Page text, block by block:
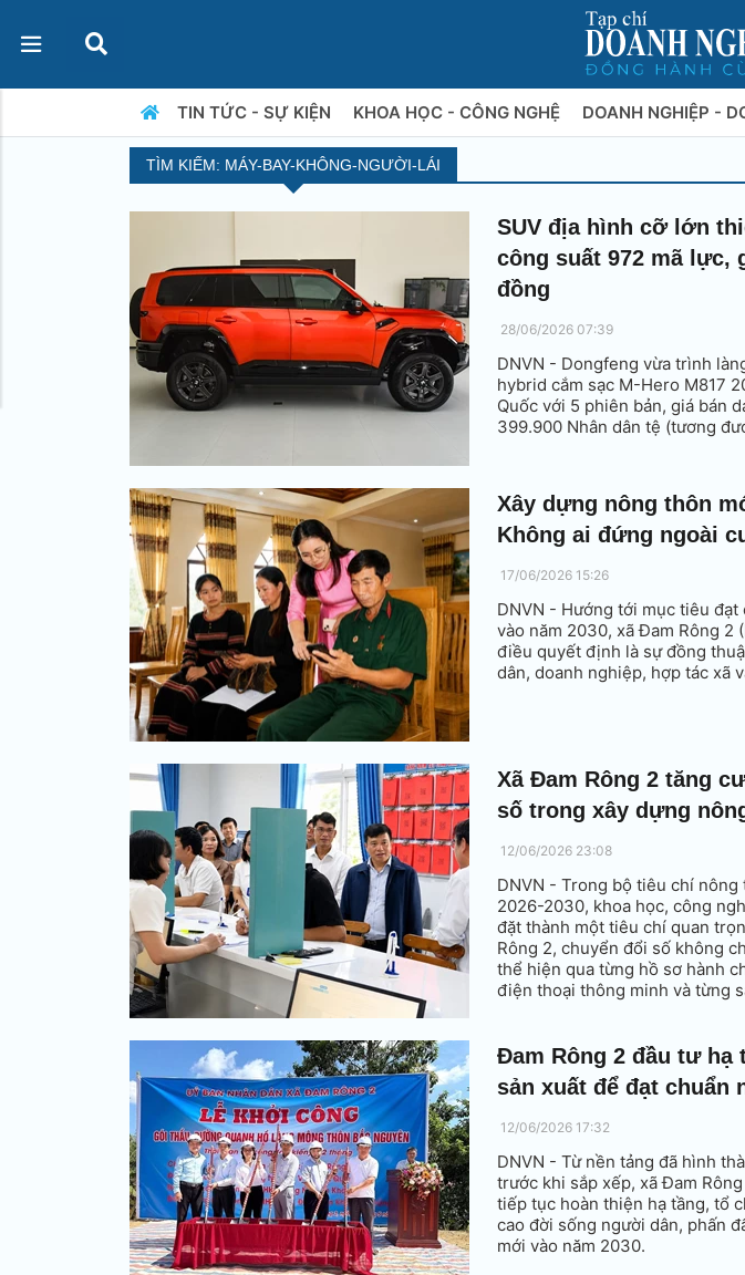
TIN TỨC - SỰ KIỆN KHOA HỌC - CÔNG NGHỆ DOANH NGHIỆP -
TÌM KIẾM: MÁY-BAY-KHÔNG-NGƯỜI-LÁI
SUV địa hình cỡ lớn
công suất 972 mã lực,
đồng
28/06/2026 07:39
DNVN - Dongfeng vừa trình
hybrid cắm sạc M-Hero M817
Quốc với 5 phiên bản, giá bán
399.900 Nhân dân tệ (tương
Xây dựng nông thôn
Không ai đứng ngoài
17/06/2026 15:26
DNVN - Hướng tới mục tiêu
vào năm 2030, xã Đam Rông 2
điều quyết định là sự đồng
dân, doanh nghiệp, hợp tác xã
Xã Đam Rông 2 tăng
số trong xây dựng
12/06/2026 23:08
DNVN - Trong bộ tiêu chí nông
2026-2030, khoa học, công
đặt thành một tiêu chí quan
Rông 2, chuyển đổi số không
thể hiện qua từng hồ sơ hành
điện thoại thông minh và từng
Đam Rông 2 đầu tư hạ
sản xuất để đạt chuẩn
12/06/2026 17:32
DNVN - Từ nền tảng đã hình
trước khi sắp xếp, xã Đam
tiếp tục hoàn thiện hạ tầng, tổ
cao đời sống người dân, phấn
mới vào năm 2030.